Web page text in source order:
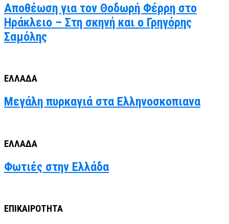
Αποθέωση για τον Θοδωρή Φέρρη στο
Ηράκλειο – Στη σκηνή και ο Γρηγόρης
Σαμόλης
ΕΛΛΑΔΑ
Μεγάλη πυρκαγιά στα Ελληνοσκοπιανα
ΕΛΛΑΔΑ
Φωτιές στην Ελλάδα
ΕΠΙΚΑΙΡΟΤΗΤΑ